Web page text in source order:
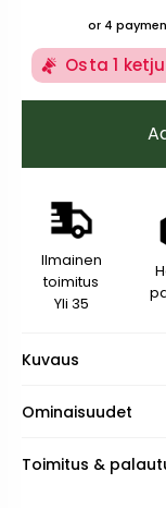
or 4
Osta 1
Ilmainen
toimitus
Yli 35
Kuvaus
Ominaisuudet
Materiaali:
Toimitus &